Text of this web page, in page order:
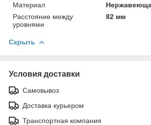
Материал
Расстояние между
уровнями
82 мм
Скрыть
Условия доставки
Самовывоз
Доставка курьером
Транспортная компания